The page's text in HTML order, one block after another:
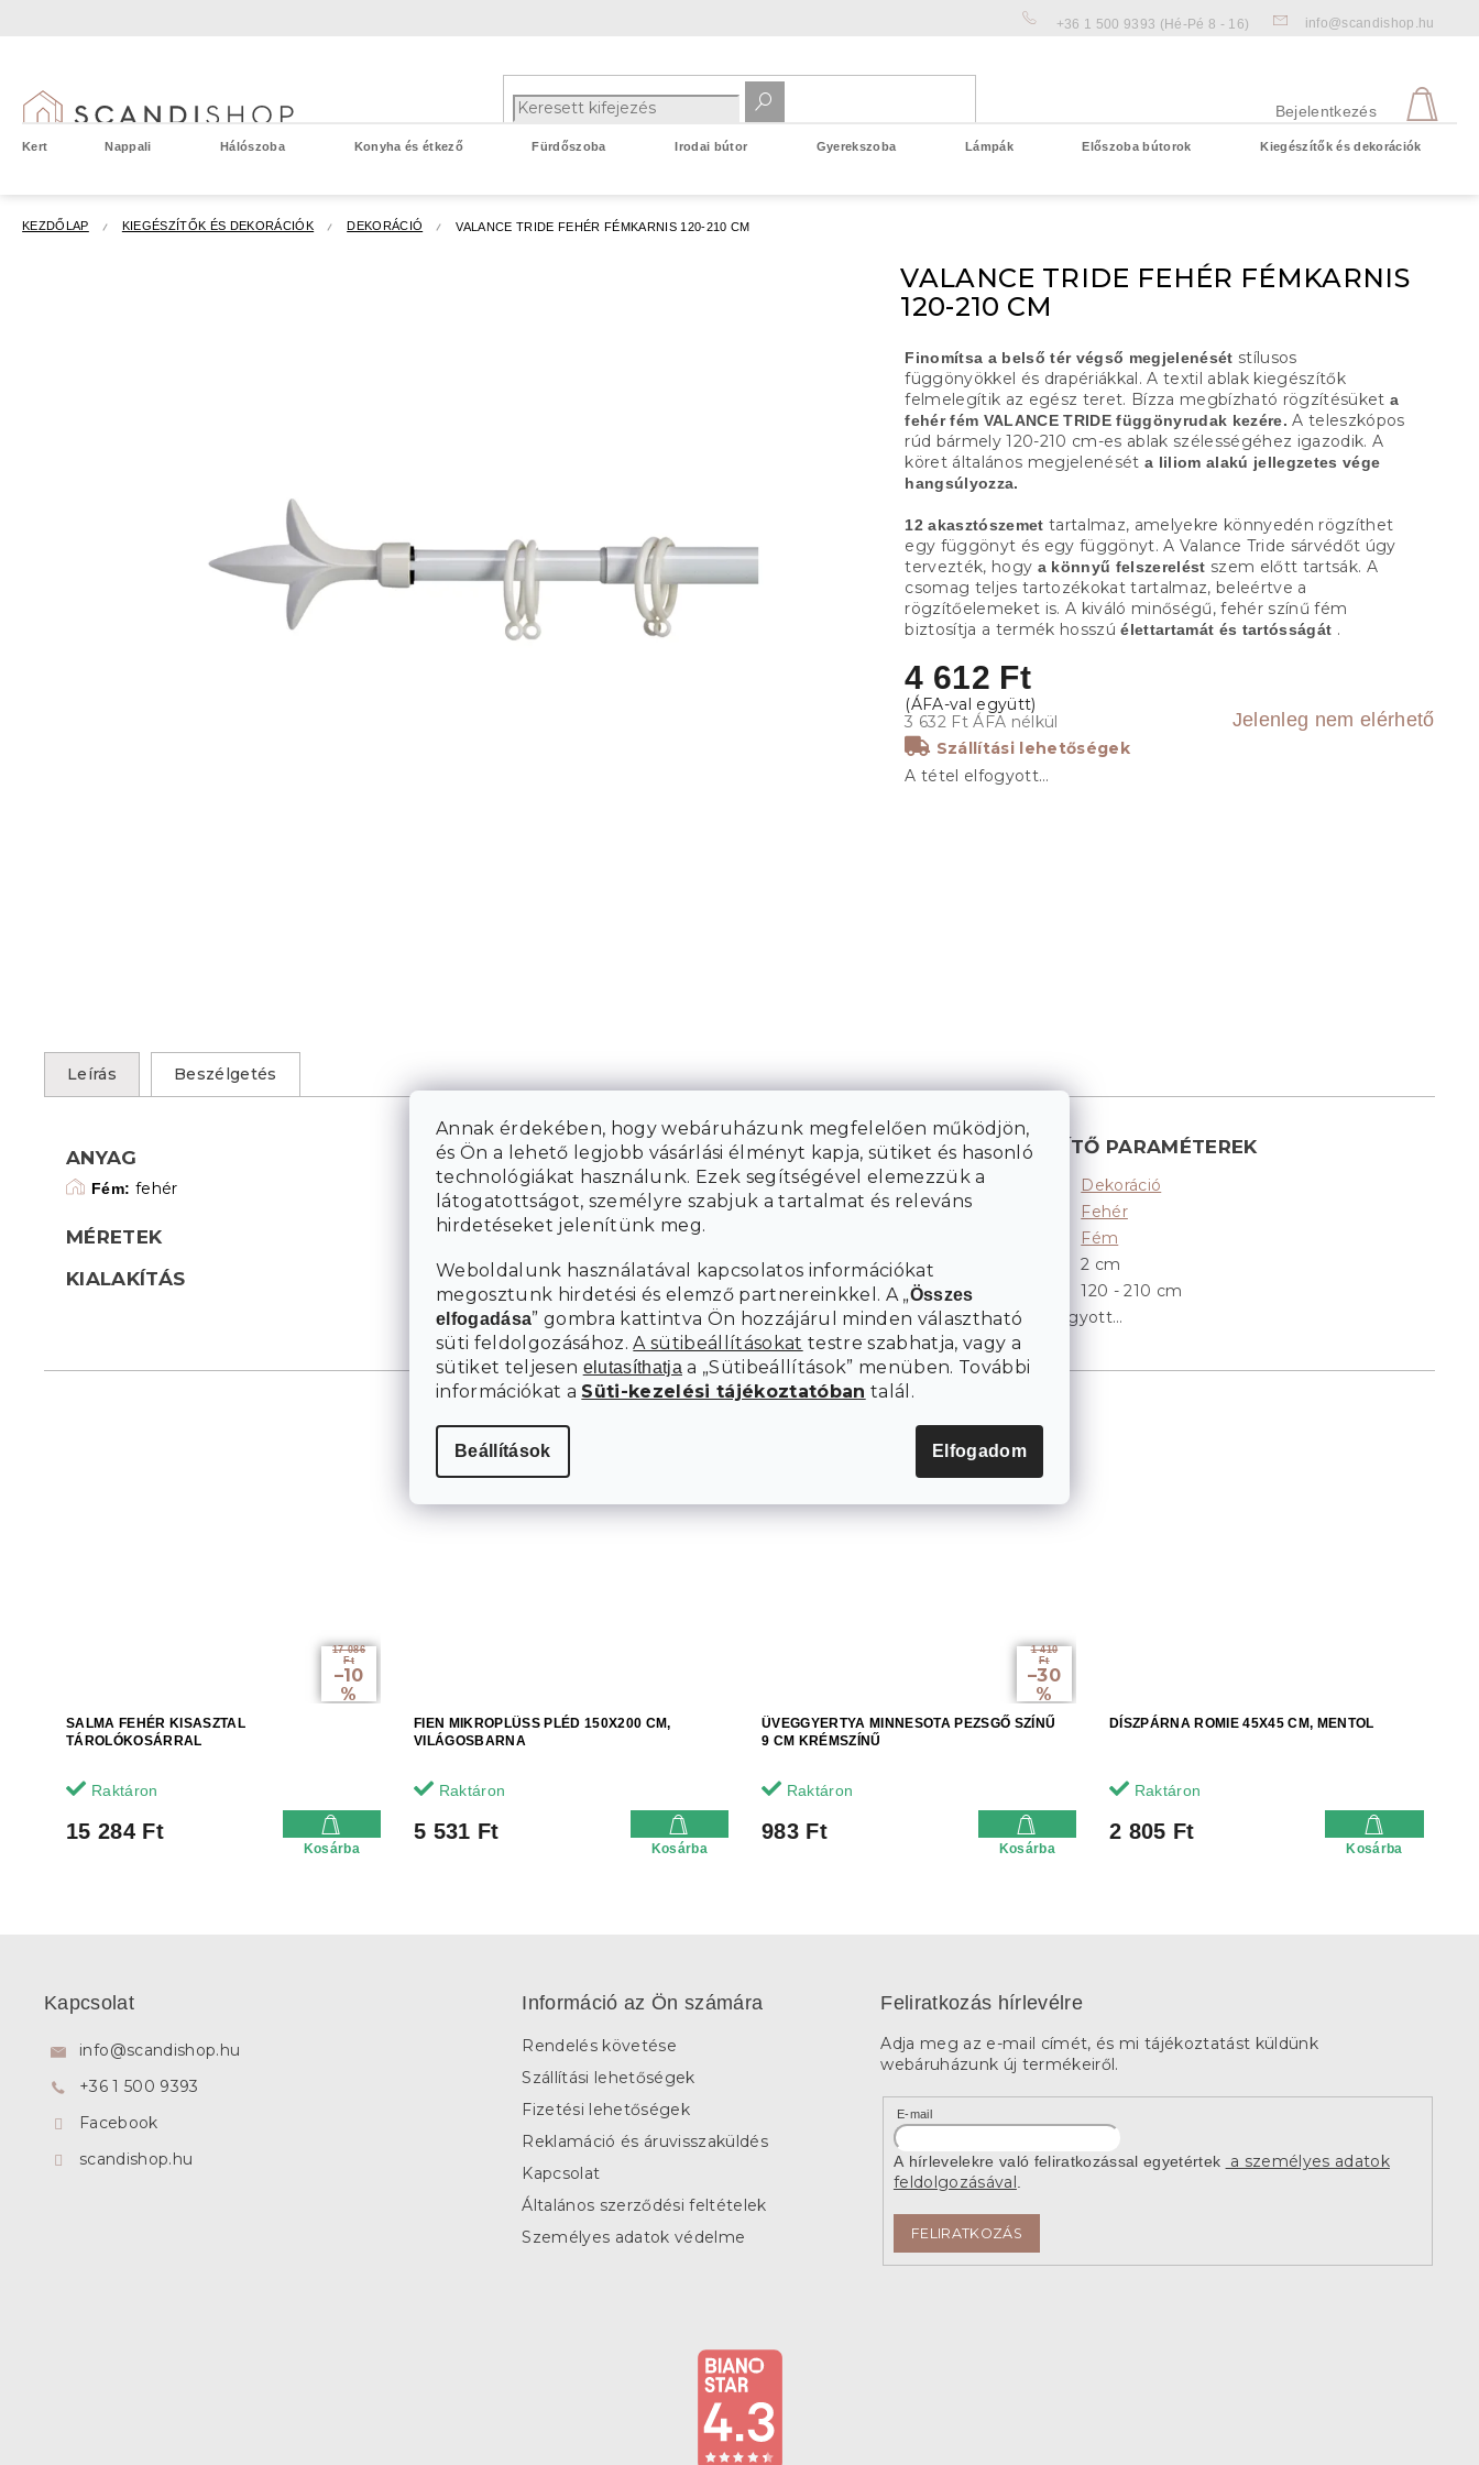
Annak érdekében, hogy webáruházunk megfelelően működjön,
és Ön a lehető legjobb vásárlási élményt kapja, sütiket és hasonló
technológiákat használunk. Ezek segítségével elemezzük a
látogatottságot, személyre szabjuk a tartalmat és releváns
hirdetéseket jelenítünk meg.
Weboldalunk használatával kapcsolatos információkat
megosztunk hirdetési és elemző partnereinkkel. A „Összes
elfogadása” gombra kattintva Ön hozzájárul minden választható
süti feldolgozásához.A sütibeállításokat testre szabhatja, vagy a
sütiket teljesen elutasíthatja a „Sütibeállítások” menüben. További
információkat a Süti-kezelési tájékoztatóban talál.
Beállítások Elfogadom
+36 1 500 9393 (Hé-Pé 8 - 16) info@scandishop.hu
Bejelentkezés
Kert Nappali Hálószoba Konyha és étkező Fürdőszoba Irodai bútor Gyerekszoba Lámpák Előszoba bútorok Kiegészítők és dekorációk
KEZDŐLAP KIEGÉSZÍTŐK ÉS DEKORÁCIÓK DEKORÁCIÓ VALANCE TRIDE FEHÉR FÉMKARNIS 120-210 CM
VALANCE TRIDE FEHÉR FÉMKARNIS
120-210 CM
4 612 Ft
3 632 Ft ÁFA nélkül Jelenleg nem elérhető
Szállítási lehetőségek
A tétel elfogyott…
Finomítsa a belső tér végső megjelenését stílusos
függönyökkel és drapériákkal. A textil ablak kiegészítők
felmelegítik az egész teret. Bízza megbízható rögzítésüketa
fehér fém VALANCE TRIDE függönyrudak kezére. A teleszkópos
rúd bármely 120-210 cm-es ablak szélességéhez igazodik. A
köret általános megjelenéséta liliom alakú jellegzetes vége
hangsúlyozza.
12 akasztószemet tartalmaz, amelyekre könnyedén rögzíthet
egy függönyt és egy függönyt. A Valance Tride sárvédőt úgy
tervezték, hogy a könnyű felszerelést szem előtt tartsák. A
csomag teljes tartozékokat tartalmaz, beleértve a
rögzítőelemeket is. A kiváló minőségű, fehér színű fém
biztosítja a termék hosszúélettartamát és tartósságát .
17 086
Ft
–10
%
SALMA FEHÉR KISASZTAL
TÁROLÓKOSÁRRAL
Raktáron
15 284 Ft
Kosárba
FIEN MIKROPLÜSS PLÉD 150X200 CM,
VILÁGOSBARNA
Raktáron
5 531 Ft
Kosárba
1 410
Ft
–30
%
ÜVEGGYERTYA MINNESOTA PEZSGŐ SZÍNŰ
9 CM KRÉMSZÍNŰ
Raktáron
983 Ft
Kosárba
DÍSZPÁRNA ROMIE 45X45 CM, MENTOL
Raktáron
2 805 Ft
Kosárba
Leírás Beszélgetés
ANYAG
Fém: fehér
MÉRETEK
KIALAKÍTÁS
KIEGÉSZÍTŐ PARAMÉTEREK
Kategória Dekoráció
Fehér
Fém
2 cm
120 - 210 cm
A tétel elfogyott…
Kapcsolat
info@scandishop.hu
+36 1 500 9393
Facebook
scandishop.hu
Információ az Ön számára
Rendelés követése
Szállítási lehetőségek
Fizetési lehetőségek
Reklamáció és áruvisszaküldés
Kapcsolat
Általános szerződési feltételek
Személyes adatok védelme
Feliratkozás hírlevélre
Adja meg az e-mail címét, és mi tájékoztatást küldünk
webáruházunk új termékeiről.
E-mail
A hírlevelekre való feliratkozással egyetértek
a személyes adatok
feldolgozásával
FELIRATKOZÁS